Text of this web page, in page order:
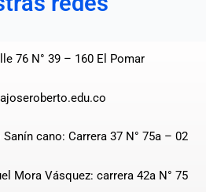
76 N° 39 – 160 El Pomar
cano: Carrera 37 N° 75a – 02
Mora Vásquez: carrera 42a N° 75